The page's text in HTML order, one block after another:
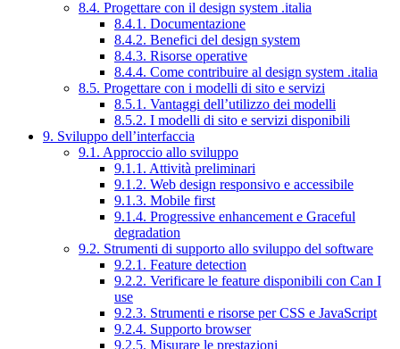
8.4. Progettare con il design system .italia
8.4.1. Documentazione
8.4.2. Benefici del design system
8.4.3. Risorse operative
8.4.4. Come contribuire al design system .italia
8.5. Progettare con i modelli di sito e servizi
8.5.1. Vantaggi dell’utilizzo dei modelli
8.5.2. I modelli di sito e servizi disponibili
9. Sviluppo dell’interfaccia
9.1. Approccio allo sviluppo
9.1.1. Attività preliminari
9.1.2. Web design responsivo e accessibile
9.1.3. Mobile first
9.1.4. Progressive enhancement e Graceful
degradation
9.2. Strumenti di supporto allo sviluppo del software
9.2.1. Feature detection
9.2.2. Verificare le feature disponibili con Can I
use
9.2.3. Strumenti e risorse per CSS e JavaScript
9.2.4. Supporto browser
9.2.5. Misurare le prestazioni